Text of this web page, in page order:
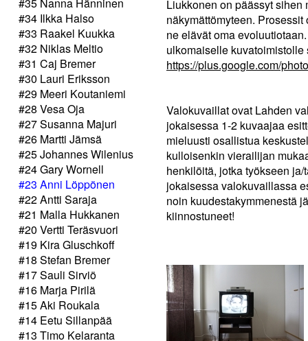
#34 Ilkka Halso
#33 Raakel Kuukka
#32 Niklas Meltio
#31 Caj Bremer
#30 Lauri Eriksson
#29 Meeri Koutaniemi
#28 Vesa Oja
#27 Susanna Majuri
#26 Martti Jämsä
#25 Johannes Wilenius
#24 Gary Wornell
#23 Anni Löppönen
#22 Antti Saraja
#21 Malla Hukkanen
#20 Vertti Teräsvuori
#19 Kira Gluschkoff
#18 Stefan Bremer
#17 Sauli Sirviö
#16 Marja Pirilä
#15 Aki Roukala
#14 Eetu Sillanpää
#13 Timo Kelaranta
Liukkonen on päässyt
näkymättömyteen.
ne elävät oma
ulkomaiselle
https://plus.google.com/
Valokuvaillat ovat Lahden
jokaisessa 1-2 kuvaajaa
mieluusti osallistua
kulloisenkin vierailijan
henkilöitä, jotka työkseen
jokaisessa valokuvaillassa
noin kuudestakymmenestä
kiinnostuneet!